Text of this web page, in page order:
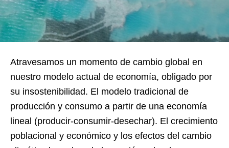
Atravesamos un momento de cambio global en
nuestro modelo actual de economía, obligado por
su insostenibilidad. El modelo tradicional de
producción y consumo a partir de una economía
lineal (producir-consumir-desechar). El crecimiento
poblacional y económico y los efectos del cambio